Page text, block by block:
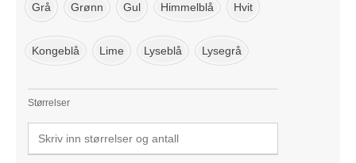
Grå Grønn Gul Himmelblå Hvit
Kongeblå Lime Lyseblå Lysegrå
Størrelser